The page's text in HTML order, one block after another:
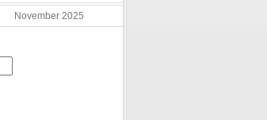
November 2025